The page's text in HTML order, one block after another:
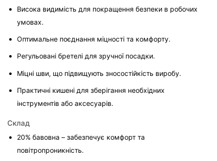
Висока видимість для покращення безпеки в робочих
умовах.
Оптимальне поєднання міцності та комфорту.
Регульовані бретелі для зручної посадки.
Міцні шви, що підвищують зносостійкість виробу.
Практичні кишені для зберігання необхідних
інструментів або аксесуарів.
Склад
20% бавовна – забезпечує комфорт та
повітропроникність.